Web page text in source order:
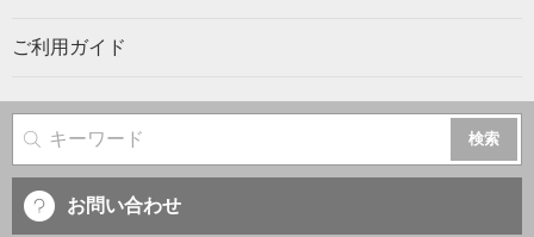
ご利用ガイド
サイト内検索
お問い合わせ